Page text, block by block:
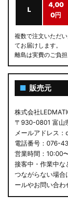
L
4,00
0円
複数で注文いただ
てお届けします。
離島は実費のご負担
■ 販売元
株式会社
〒930-0801 富山
メールアドレス
電話番号：076-
営業時間：10:00
接客中・作業中な
つながらない場合
ールやお問い合わ